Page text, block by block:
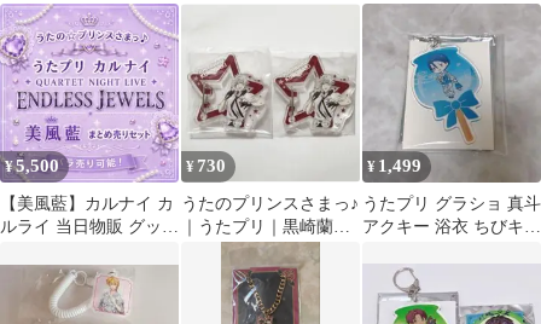
レン
ーストラップ 一十木音
リルキーリング
¥5,500
【美風藍】カルナイ カ
ルライ 当日物販 グッズ
¥ 730
うたのプリンスさまっ♪
｜うたプリ｜黒崎蘭丸
｜カラビナ｜キーホル
ダー｜2個セット
¥ 1,499
うたプリ グラショ 真斗
アクキー 浴衣 ちびキャ